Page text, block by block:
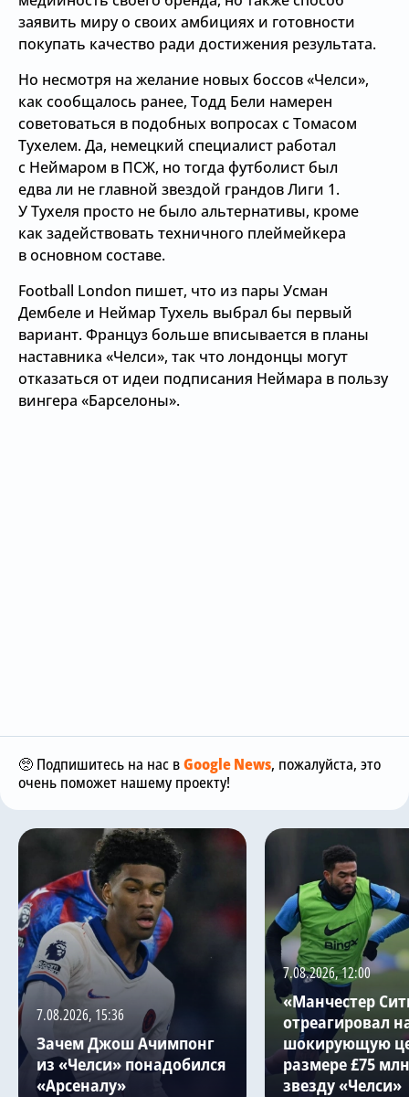
заявить миру о своих амбициях и готовности
покупать качество ради достижения результата.
Но несмотря на желание новых боссов «Челси»,
как сообщалось ранее, Тодд Бели намерен
советоваться в подобных вопросах с Томасом
Тухелем. Да, немецкий специалист работал
с Неймаром в ПСЖ, но тогда футболист был
едва ли не главной звездой грандов Лиги 1.
У Тухеля просто не было альтернативы, кроме
как задействовать техничного плеймейкера
в основном составе.
Football London пишет, что из пары Усман
Дембеле и Неймар Тухель выбрал бы первый
вариант. Француз больше вписывается в планы
наставника «Челси», так что лондонцы могут
отказаться от идеи подписания Неймара в пользу
вингера «Барселоны».
🥺 Подпишитесь на нас вGoogle News, пожалуйста, это
очень поможет нашему проекту!
7.08.2026, 15:36
Зачем Джош Ачимпонг
из «Челси» понадобился
«Арсеналу»
7.08.2026, 12:00
«Манчестер
отреагировал
шокирующую
размере £75
звезду «Челси»